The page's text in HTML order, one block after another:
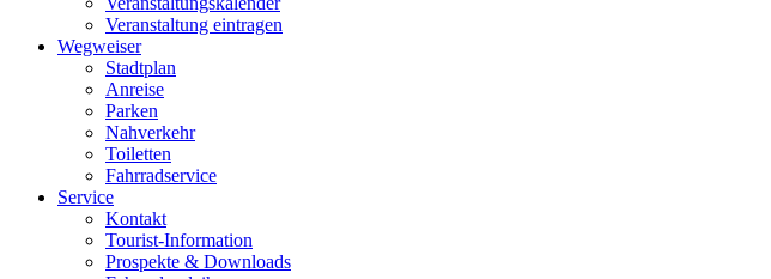
Veranstaltung eintragen
Wegweiser
Stadtplan
Anreise
Parken
Nahverkehr
Toiletten
Fahrradservice
Service
Kontakt
Tourist-Information
Prospekte & Downloads